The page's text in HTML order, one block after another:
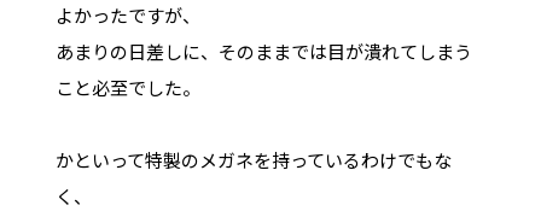
よかったですが、
あまりの日差しに、そのままでは目が潰れてしまう
こと必至でした。
かといって特製のメガネを持っているわけでもな
く、